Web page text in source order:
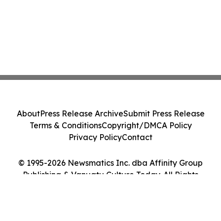
© 1995-2026 Newsmatics Inc. dba Affinity Group
Publishing & Vanuatu Culture Today. All Rights
AboutPress Release ArchiveSubmit Press Release
Terms & ConditionsCopyright/DMCA Policy
Privacy PolicyContact